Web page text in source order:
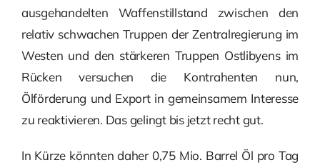
ausgehandelten Waffenstillstand zwischen den
relativ schwachen Truppen der Zentralregierung im
Westen und den stärkeren Truppen Ostlibyens im
Rücken versuchen die Kontrahenten nun,
Ölförderung und Export in gemeinsamem Interesse
zu reaktivieren. Das gelingt bis jetzt recht gut.
In Kürze könnten daher 0,75 Mio. Barrel Öl pro Tag